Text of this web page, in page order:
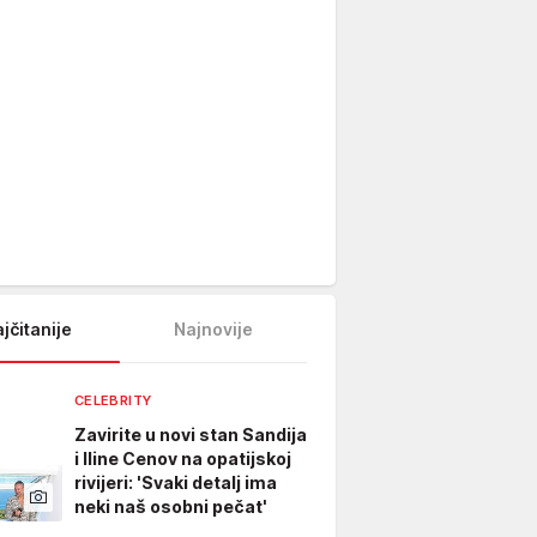
Najnovije
CELEBRITY
Zavirite u novi stan Sandija
i Iline Cenov na opatijskoj
rivijeri: 'Svaki detalj ima
neki naš osobni pečat'